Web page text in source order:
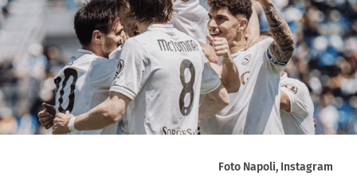
Foto Napoli, Instagram